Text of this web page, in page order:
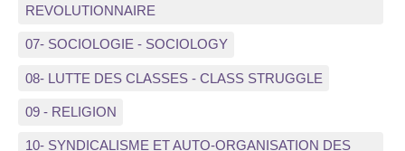
REVOLUTIONNAIRE
07- SOCIOLOGIE - SOCIOLOGY
08- LUTTE DES CLASSES - CLASS STRUGGLE
09 - RELIGION
10- SYNDICALISME ET AUTO-ORGANISATION DES